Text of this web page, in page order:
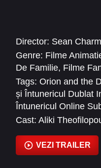
Director: Sean
Genre: Filme
De Familie, Filme
Tags: Orion and the
și Întunericul Dublat
Întunericul Online
Cast: Aliki
Gugino, Colin Hanks
Ambrosino, Ike
VEZI TRAILER